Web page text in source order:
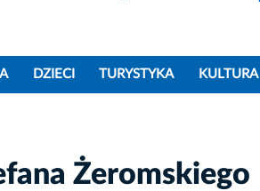
DZIECI TURYSTYKA KULTURA
Żeromskiego